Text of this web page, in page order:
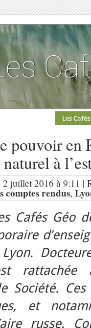
Les Cafés
pouvoir en
à
2 juillet 2016 à 9:11 |
comptes rendus,
Cafés Géo
Lyon.
rattachée
Société.
et
russe.